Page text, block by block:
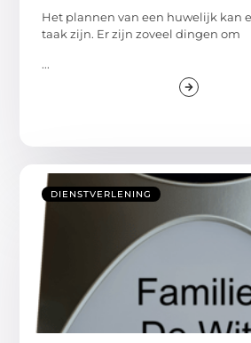
Het plannen van een huwelijk kan
taak zijn. Er zijn zoveel dingen om
...
DIENSTVERLENING